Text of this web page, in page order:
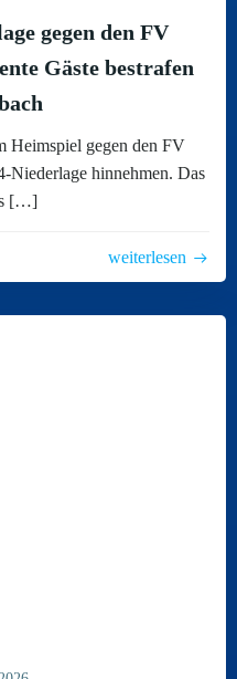
gegen den FV
Gäste bestrafen
Heimspiel gegen den FV
Niederlage hinnehmen. Das
[…]
weiterlesen